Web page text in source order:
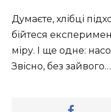
Думаєте, хлібці
бійтеся
міру. І ще одне:
Звісно, без зайвого…